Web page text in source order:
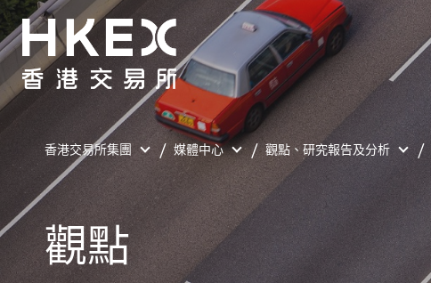
香港交易所集團 媒體中心 觀點、研究報告及分析
觀點